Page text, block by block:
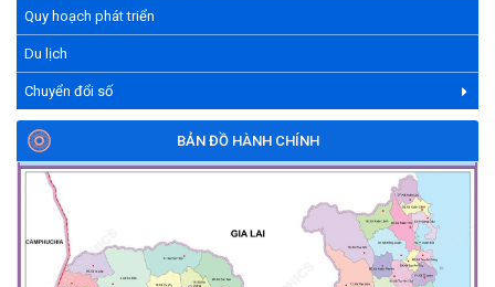
Quy hoạch phát triển
Du lịch
Chuyển đổi số
BẢN ĐỒ HÀNH CHÍNH